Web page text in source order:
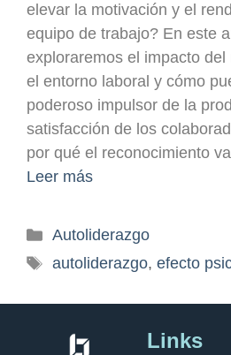
elevar la motivación y el
equipo de trabajo? En este
exploraremos el impacto
el entorno laboral y cómo
poderoso impulsor de la
satisfacción de los
por qué el reconocimiento
Leer más
Autoliderazgo
autoliderazgo, efecto
Links